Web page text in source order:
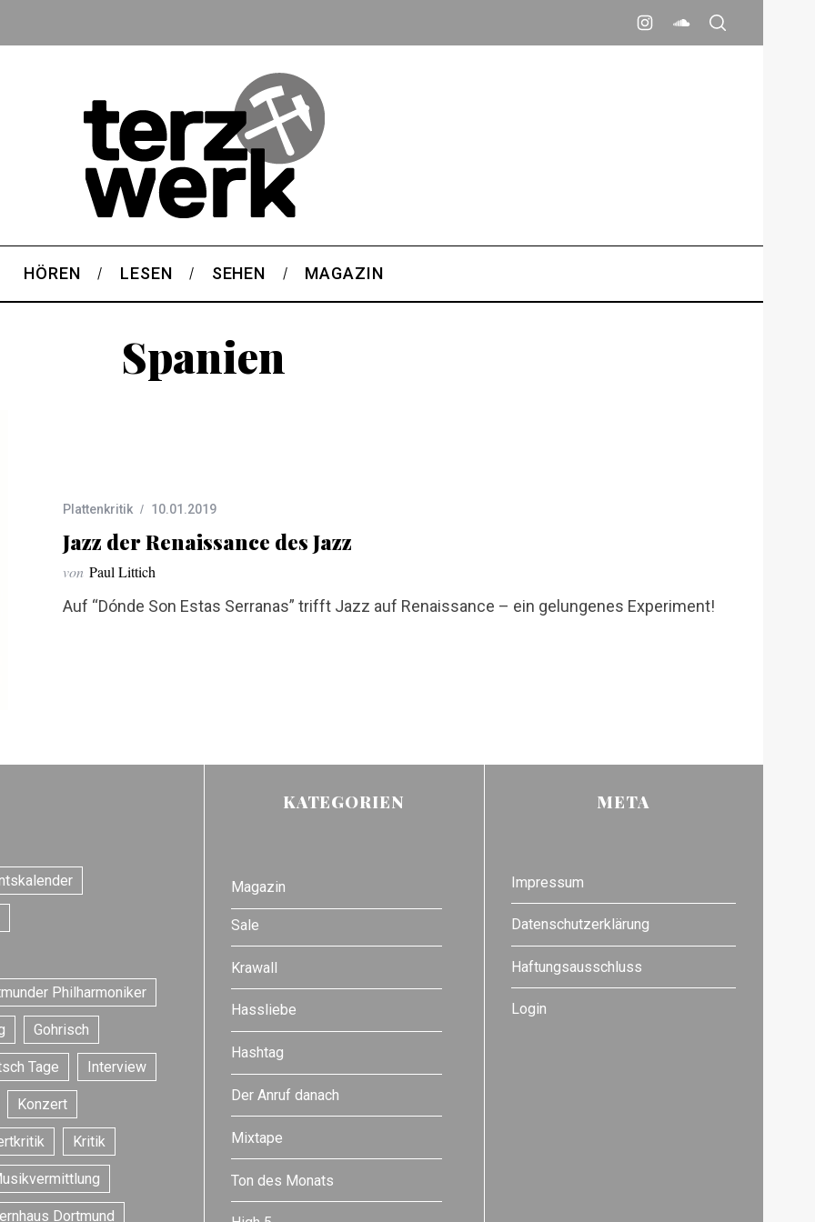
HÖREN LESEN SEHEN MAGAZIN
Spanien
Plattenkritik 10.01.2019
Jazz der Renaissance des Jazz
von Paul Littich
Auf “Dónde Son Estas Serranas” trifft Jazz auf Renaissance – ein gelungenes Experiment!
Philharmoniker
Gohrisch
Tage Interview
Konzert
Kritik
Dortmund
KATEGORIEN
Magazin
Sale
Krawall
Hassliebe
Hashtag
Der Anruf danach
Mixtape
Ton des Monats
META
Impressum
Datenschutzerklärung
Haftungsausschluss
Login